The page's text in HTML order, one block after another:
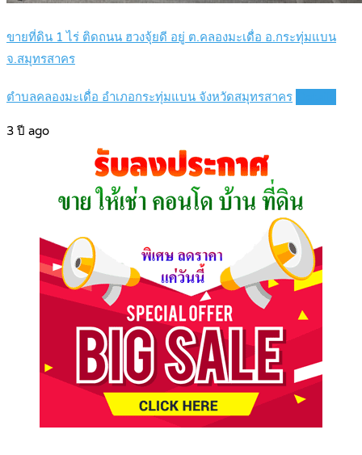
ขายที่ดิน 1 ไร่ ติดถนน ฮวงจุ้ยดี อยู่ ต.คลองมะเดื่อ อ.กระทุ่มแบน
จ.สมุทรสาคร
ตำบลคลองมะเดื่อ อำเภอกระทุ่มแบน จังหวัดสมุทรสาคร
3 ปี ago